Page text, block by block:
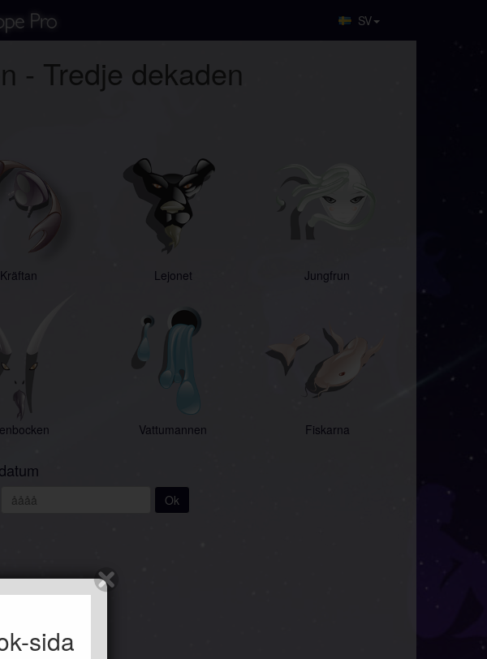
SV
- Tredje dekaden
Kräftan Lejonet Jungfrun
Vattumannen Fiskarna
Ok
sida